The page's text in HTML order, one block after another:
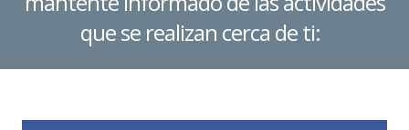
que se realizan cerca de ti: